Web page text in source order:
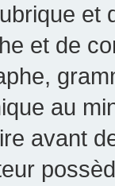
et
et de
au
avant